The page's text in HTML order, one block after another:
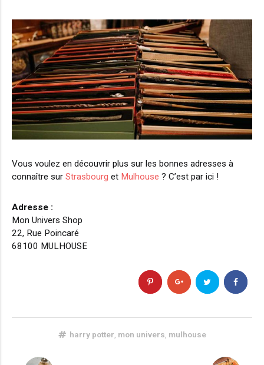
Vous voulez en découvrir plus sur les bonnes adresses à
connaître sur Strasbourg et Mulhouse ? C’est par ici !
Adresse :
Mon Univers Shop
22, Rue Poincaré
68100 MULHOUSE
harry potter mon univers mulhouse